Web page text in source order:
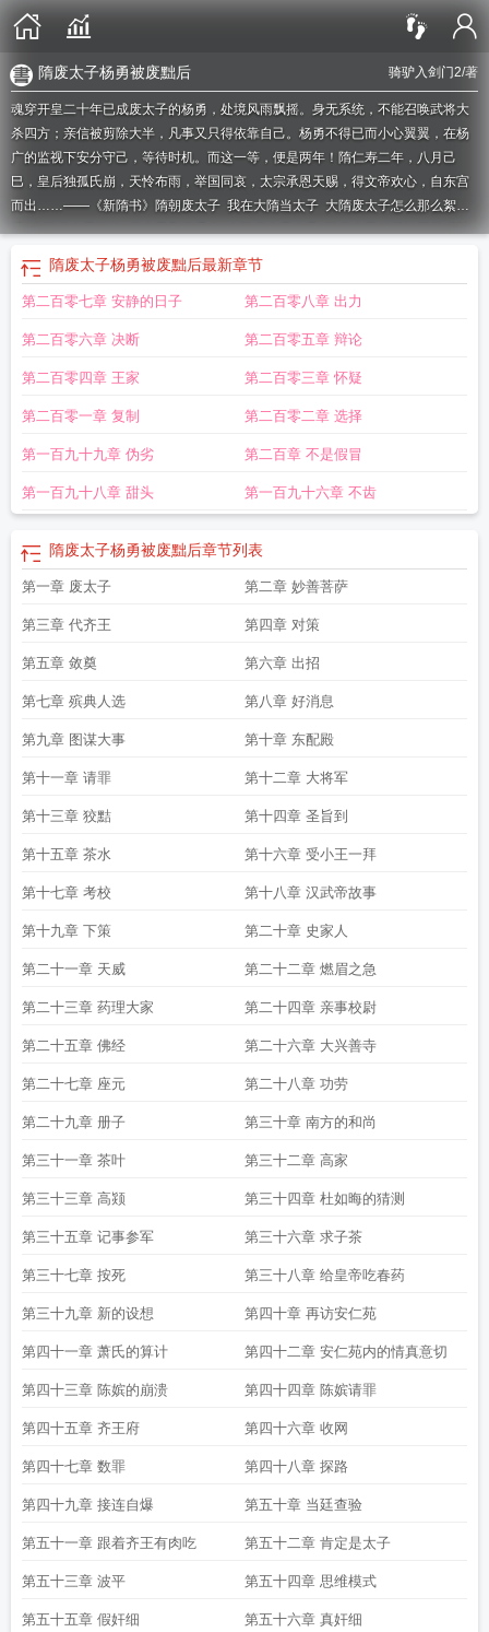
骑驴入剑门2/著
隋废太子杨勇被废黜后
魂穿开皇二十年已成废太子的杨勇，处境风雨飘摇。身无系统，不能召唤武将大
杀四方；亲信被剪除大半，凡事又只得依靠自己。杨勇不得已而小心翼翼，在杨
广的监视下安分守己，等待时机。而这一等，便是两年！隋仁寿二年，八月己
巳，皇后独孤氏崩，天怜布雨，举国同哀，太宗承恩天赐，得文帝欢心，自东宫
而出……——《新隋书》 隋朝废太子 我在大隋当太子 大隋废太子怎么那么絮
叨大隋废太子评价废太子和真千金大隋废太子之子隋废太子杨勇被囚禁后被
关在东宫还是冷宫?
隋废太子杨勇其实从未害过人
南 废太子重生记
子 笔趣阁隋太子txt隋废太子杨勇的前世来世是什么大隋废太子无广告
么地方呢? 隋废太子杨勇被废后囚禁东宫什么地方?嫁给废太子之后
杨勇免费阅读大隋废太子在线阅读 大隋太子免费阅读 大隋废太子5200
隋最强太子
重生大隋太子 大隋废太子 骑驴入剑门2大隋废太子是谁
太子
大隋太子玩萧皇后 大隋废太子 最新章节 无弹窗 笔趣阁
石棺实物图大隋风云太子失宠 大隋好太子重生之大隋太子穿越大隋当太子
太子的贤妻回到大隋当太子大隋太子隋废太子杨勇被废后杨广如何待他?穿越
大隋太子大隋皇子大隋废太子杨勇大隋废太子长生门免费阅读
子穿越大隋废太子重返大隋太子隋废太子杨勇是个宽厚善良的人吗?隋废太子
杨勇的温和宽厚主要体现在生活中的哪些方面? 隋废太子杨勇墓石棺实物图
以什么称呼他?
隋元德太子 隋朝太子
隋废太子杨勇被废黜后最新章节
第二百零七章 安静的日子 第二百零八章 出力
第二百零六章 决断 第二百零五章 辩论
第二百零四章 王家 第二百零三章 怀疑
第二百零一章 复制 第二百零二章 选择
第一百九十九章 伪劣 第二百章 不是假冒
第一百九十八章 甜头 第一百九十六章 不齿
隋废太子杨勇被废黜后章节列表
第一章 废太子 第二章 妙善菩萨
第三章 代齐王 第四章 对策
第五章 敛奠 第六章 出招
第七章 殡典人选 第八章 好消息
第九章 图谋大事 第十章 东配殿
第十一章 请罪 第十二章 大将军
第十三章 狡黠 第十四章 圣旨到
第十五章 茶水 第十六章 受小王一拜
第十七章 考校 第十八章 汉武帝故事
第十九章 下策 第二十章 史家人
第二十一章 天威 第二十二章 燃眉之急
第二十三章 药理大家 第二十四章 亲事校尉
第二十五章 佛经 第二十六章 大兴善寺
第二十七章 座元 第二十八章 功劳
第二十九章 册子 第三十章 南方的和尚
第三十一章 茶叶 第三十二章 高家
第三十三章 高颎 第三十四章 杜如晦的猜测
第三十五章 记事参军 第三十六章 求子茶
第三十七章 按死 第三十八章 给皇帝吃春药
第三十九章 新的设想 第四十章 再访安仁苑
第四十一章 萧氏的算计 第四十二章 安仁苑内的情真意切
第四十三章 陈嫔的崩溃 第四十四章 陈嫔请罪
第四十五章 齐王府 第四十六章 收网
第四十七章 数罪 第四十八章 探路
第四十九章 接连自爆 第五十章 当廷查验
第五十一章 跟着齐王有肉吃 第五十二章 肯定是太子
第五十三章 波平 第五十四章 思维模式
第五十五章 假奸细 第五十六章 真奸细